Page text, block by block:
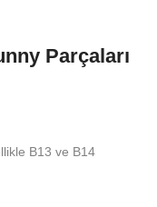
Parçaları
B13 ve B14